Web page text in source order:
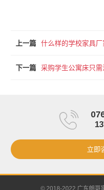
上一篇 什么样的学校家具厂
下一篇 采购学生公寓床只需
立即